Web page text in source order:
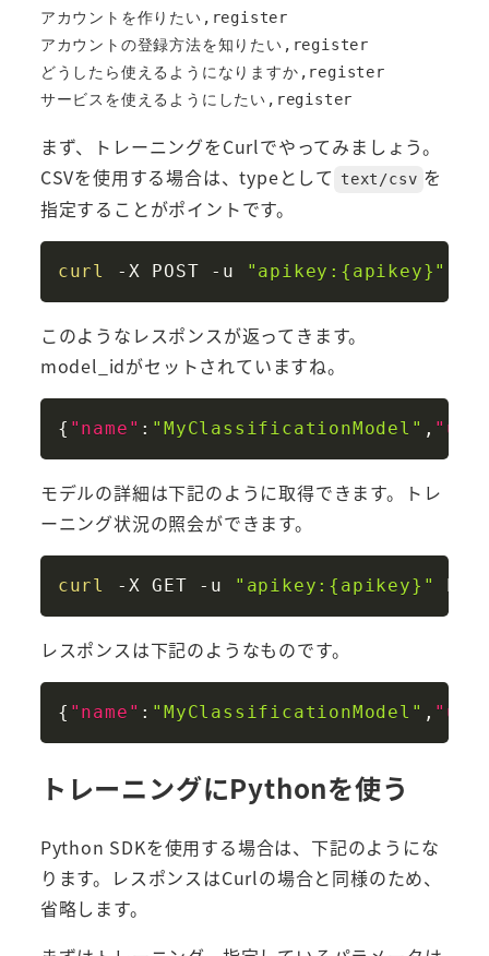
アカウントを作りたい,register
アカウントの登録方法を知りたい,register
どうしたら使えるようになりますか,register
まず、トレーニングをCurlでやってみましょう。
CSVを使用する場合は、typeとして
text/csv を
指定することがポイントです。
curl -X POST -u "apikey:{apikey}"
Copy
このようなレスポンスが返ってきます。
model_idがセットされていますね。
{ "name" : "MyClassificationModel" ,
Copy
モデルの詳細は下記のように取得できます。トレ
ーニング状況の照会ができます。
curl -X GET -u "apikey:{apikey}"
Copy
レスポンスは下記のようなものです。
{ "name" : "MyClassificationModel" ,
Copy
トレーニングにPythonを使う
Python SDKを使用する場合は、下記のようにな
ります。レスポンスはCurlの場合と同様のため、
省略します。